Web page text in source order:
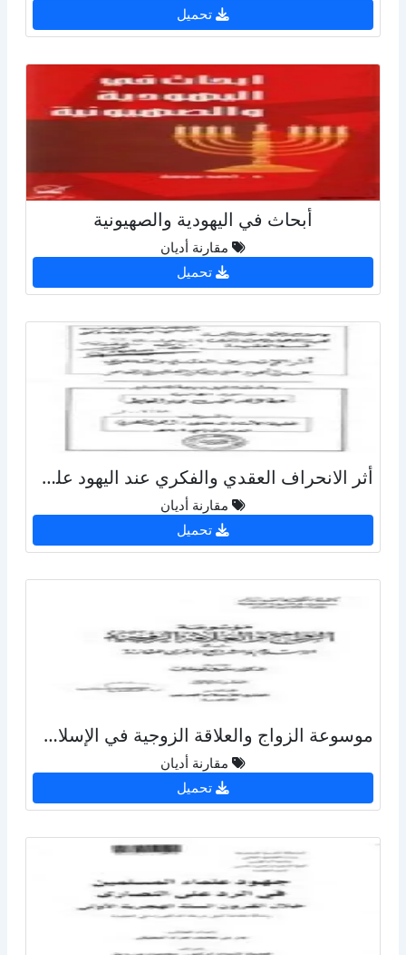
تحميل
أبحاث في اليهودية والصهيونية
مقارنة أديان
تحميل
أثر الانحراف العقدي والفكري عند اليهود على الفكر الصهيوني المعاصر
مقارنة أديان
تحميل
موسوعة الزواج والعلاقة الزوجية في الإسلام والشرائع الأخرى المقارنة
مقارنة أديان
تحميل